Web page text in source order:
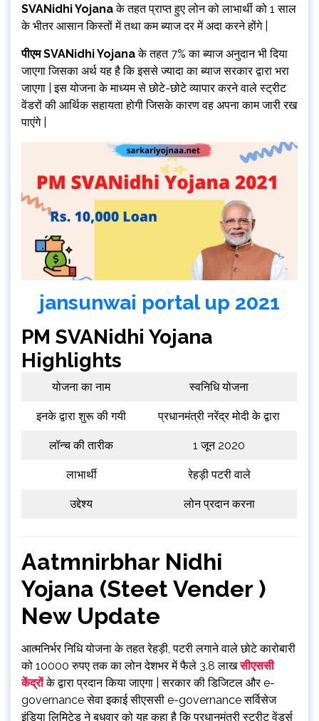
SVANidhi Yojanaके तहत प्राप्त हुए लोन को लाभार्थी को 1 साल
के भीतर आसान किस्तों में तथा कम ब्याज दर में अदा करने होंगे |
पीएम SVANidhi Yojanaके तहत 7% का ब्याज अनुदान भी दिया
जाएगा जिसका अर्थ यह है कि इससे ज्यादा का ब्याज सरकार द्वारा भरा
जाएगा | इस योजना के माध्यम से छोटे-छोटे व्यापार करने वाले स्ट्रीट
वेंडरों की आर्थिक सहायता होगी जिसके कारण वह अपना काम जारी रख
पाएंगे |
jansunwai portal up 2021
PM SVANidhi Yojana
Highlights
योजना का नाम स्वनिधि योजना
इनके द्वारा शुरू की गयी प्रधानमंत्री नरेंद्र मोदी के द्वारा
लॉन्च की तारीक 1 जून 2020
लाभार्थी रेहड़ी पटरी वाले
उद्देश्य लोन प्रदान करना
Aatmnirbhar Nidhi
Yojana (Steet Vender )
New Update
आत्मनिर्भर निधि योजना के तहत रेहड़ी, पटरी लगाने वाले छोटे कारोबारी
को 10000 रुपए तक का लोन देशभर में फैले 3.8 लाखसीएससी
केंद्रोंके द्वारा प्रदान किया जाएगा | सरकार की डिजिटल और e-
governance सेवा इकाई सीएससी e-governance सर्विसेज
इंडिया लिमिटेड ने बुधवार को यह कहा है कि प्रधानमंत्री स्ट्रीट वेंडर्स